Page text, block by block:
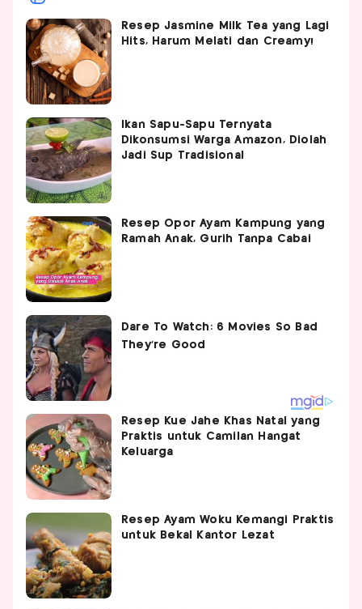
Resep Jasmine Milk Tea yang Lagi
Hits, Harum Melati dan Creamy!
Ikan Sapu-Sapu Ternyata
Dikonsumsi Warga Amazon, Diolah
Jadi Sup Tradisional
Resep Opor Ayam Kampung yang
Ramah Anak, Gurih Tanpa Cabai
Resep Kue Jahe Khas Natal yang
Praktis untuk Camilan Hangat
Keluarga
Resep Ayam Woku Kemangi Praktis
untuk Bekal Kantor Lezat